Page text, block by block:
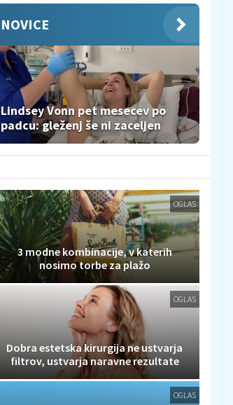
NOVICE
Lindsey Vonn pet mesecev po
padcu: gleženj še ni zaceljen
OGLAS
3 modne kombinacije, v katerih
nosimo torbe za plažo
OGLAS
Dobra estetska kirurgija ne ustvarja
filtrov, ustvarja naravne rezultate
OGLAS